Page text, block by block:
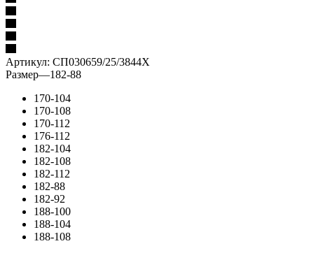
Артикул: СП030659/25/3844X
Размер—182-88
170-104
170-108
170-112
176-112
182-104
182-108
182-112
182-88
182-92
188-100
188-104
188-108